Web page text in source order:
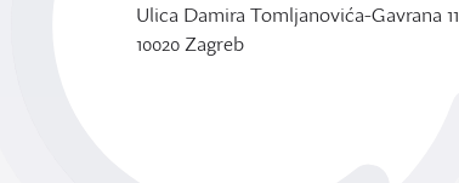
Ulica Damira Tomljanovića-Gavrana 11
10020 Zagreb